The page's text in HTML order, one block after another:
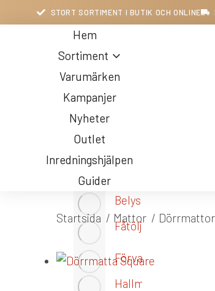
STORT SORTIMENT I BUTIK OCH ONLINE
Hem
Sortiment
Belysning
Fåtöljer
Förvaring
Hallmöbler
Varumärken
Kampanjer
Nyheter
Outlet
Inredningshjälpen
Guider
Du är här:
Startsida Mattor Dörrmattor